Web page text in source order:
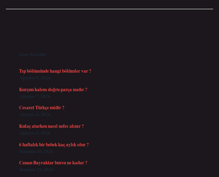
Son Yazılar
Tıp bölümünde hangi bölümler var ?
Ağustos 9, 2026
Kurşun kalem doğru parça mıdır ?
Ağustos 7, 2026
Cesaret Türkçe midir ?
Ağustos 6, 2026
Kulaç atarken nasıl nefes alınır ?
Ağustos 6, 2026
6 haftalık bir bebek kaç aylık olur ?
Temmuz 30, 2026
Canan Bayraktar bursu ne kadar ?
Temmuz 29, 2026